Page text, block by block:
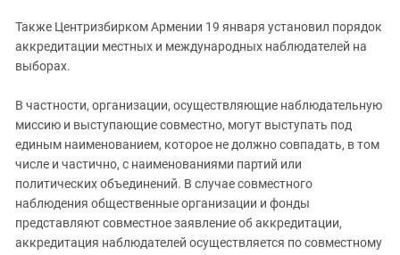
Также Центризбирком Армении 19 января установил порядок
аккредитации местных и международных наблюдателей на
выборах.
В частности, организации, осуществляющие наблюдательную
миссию и выступающие совместно, могут выступать под
единым наименованием, которое не должно совпадать, в том
числе и частично, с наименованиями партий или
политических объединений. В случае совместного
наблюдения общественные организации и фонды
представляют совместное заявление об аккредитации,
аккредитация наблюдателей осуществляется по совместному